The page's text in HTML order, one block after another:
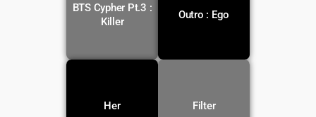
BTS Cypher Pt.3 :
Killer
Voir la
traduction
Outro : Ego
Voir la
traduction
Her
Voir la
traduction
Filter
Voir la
traduction